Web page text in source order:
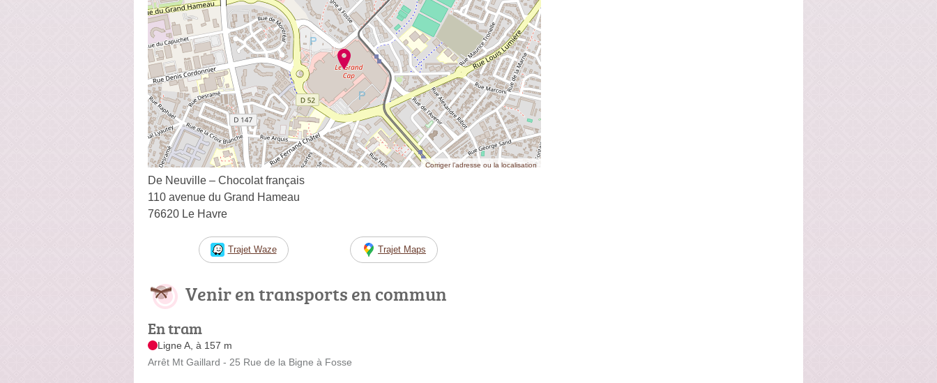
Corriger l’adresse ou la localisation
De Neuville – Chocolat français
110 avenue du Grand Hameau
76620 Le Havre
Trajet Waze Trajet Maps
Venir en transports en commun
En tram
Ligne A, à 157 m
Arrêt Mt Gaillard - 25 Rue de la Bigne à Fosse